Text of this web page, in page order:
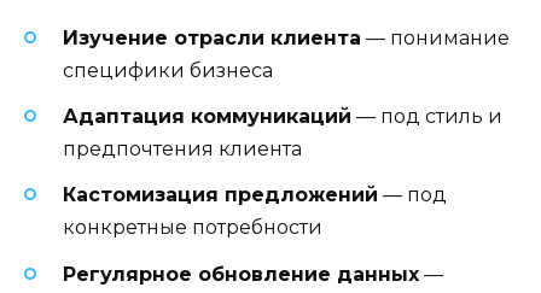
Изучение отрасли клиента — понимание
специфики бизнеса
Адаптация коммуникаций — под стиль и
предпочтения клиента
Кастомизация предложений — под
конкретные потребности
Регулярное обновление данных —